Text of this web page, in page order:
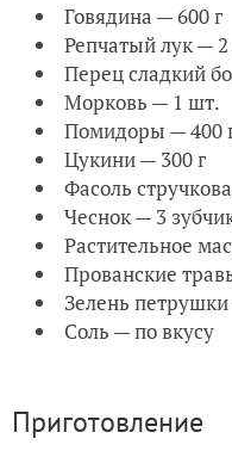
Говядина — 600 г
Репчатый лук —
Перец сладкий
Морковь — 1 шт.
Помидоры — 400
Цукини — 300 г
Фасоль
Чеснок — 3
Растительное
Прованские
Зелень
Соль — по вкусу
Приготовление